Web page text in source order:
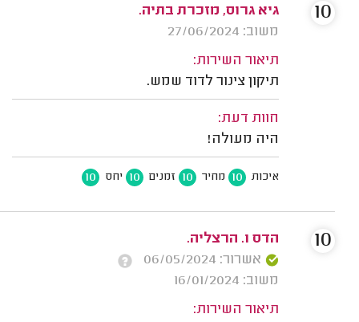
גיא גרוס, מזכרת בתיה.
משוב: 27/06/2024
תיאור השירות:
תיקון צינור לדוד שמש.
חוות דעת:
היה מעולה!
איכות 10 מחיר 10 זמנים 10 יחס 10
10
הדס ו. הרצליה.
אשרור: 06/05/2024
משוב: 16/01/2024
תיאור השירות:
10